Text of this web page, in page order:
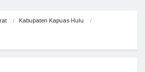
Kabupaten Kapuas Hulu